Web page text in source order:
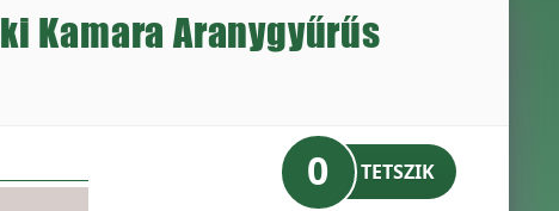
Kamara Aranygyűrűs
0 TETSZIK